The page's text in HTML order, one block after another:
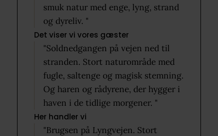
smuk natur med enge, lyng, strand
og dyreliv. "
Det viser vi vores gæster
"Soldnedgangen på vejen ned til
stranden. Stort naturområde med
fugle, saltenge og magisk stemning.
Og haren og rådyrene, der hygger i
haven i de tidlige morgener. "
Her handler vi
"Brugsen på Lyngvejen. Stort